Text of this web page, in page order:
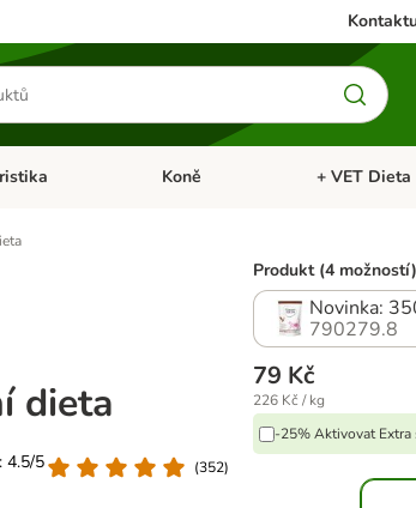
Ptáci Otevřít menu: Akvaristika
Koně Otevřít menu:
+ VET Dieta
dieta
4.5/5
(352)
Produkt (4 možností)
Novinka:
790279.8
79 Kč
226 Kč / kg
-25% Aktivovat Extra